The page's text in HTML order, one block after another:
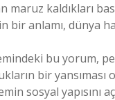
maruz kaldıkları
bir anlamı, dünya
bu yorum,
bir
sosyal yapısını